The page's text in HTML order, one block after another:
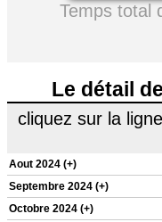
Temps total
Le détail
cliquez sur la
Aout 2024 (+)
Septembre 2024 (+)
Octobre 2024 (+)